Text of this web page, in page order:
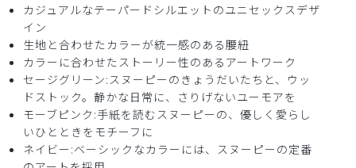
カジュアルなテーパードシルエットのユニセックスデザ
イン
生地と合わせたカラーが統一感のある腰紐
カラーに合わせたストーリー性のあるアートワーク
セージグリーン:スヌーピーのきょうだいたちと、ウッ
ドストック。静かな日常に、さりげないユーモアを
モーブピンク:手紙を読むスヌーピーの、優しく愛らし
いひとときをモチーフに
ネイビー:ベーシックなカラーには、スヌーピーの定番